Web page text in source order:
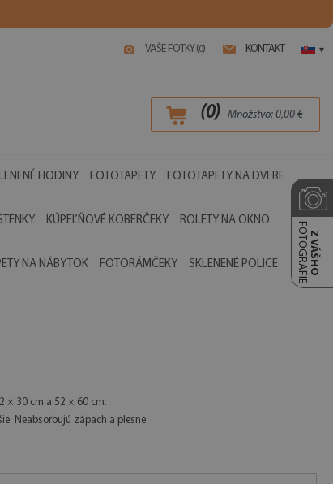
VAŠE FOTKY (0) KONTAKT ▾
(0) Množstvo: 0,00 €
HODINY FOTOTAPETY FOTOTAPETY NA DVERE
KÚPEĽŇOVÉ KOBERČEKY ROLETY NA OKNO
NA NÁBYTOK FOTORÁMČEKY SKLENENÉ POLICE Z VÁŠHO
FOTOGRAFIE
× 30 cm a 52 × 60 cm.
Neabsorbujú zápach a plesne.